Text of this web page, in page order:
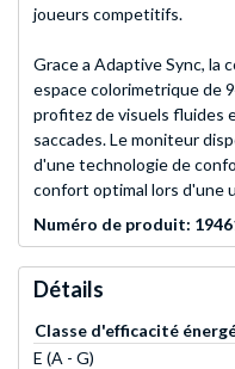
joueurs competitifs.
Grace a Adaptive Sync, la
espace colorimetrique de
profitez de visuels fluides
saccades. Le moniteur
d'une technologie de
confort optimal lors d'une
Numéro de produit:
Détails
Classe d'efficacité
E (A - G)